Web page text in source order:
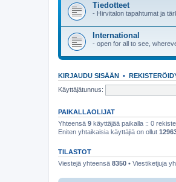
Tiedotteet
- Hirvitalon tapahtumat ja
International
- open for all to see,
KIRJAUDU SISÄÄN •
Käyttäjätunnus:
PAIKALLAOLIJAT
Yhteensä 9 käyttäjää paikalla :: 0
Eniten yhtaikaisia käyttäjiä on ollut
TILASTOT
Viestejä yhteensä 8350 • Viestiketjuja